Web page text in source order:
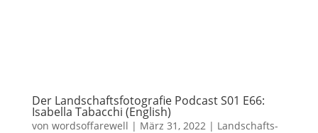
Der Landschaftsfotografie Podcast S01 E66:
Isabella Tabacchi (English)
von wordsoffarewell | März 31, 2022| Landschafts­